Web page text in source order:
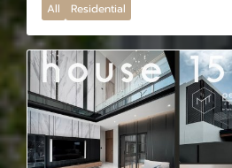
All Residential